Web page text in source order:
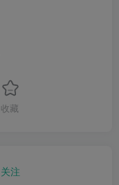
收藏
关注